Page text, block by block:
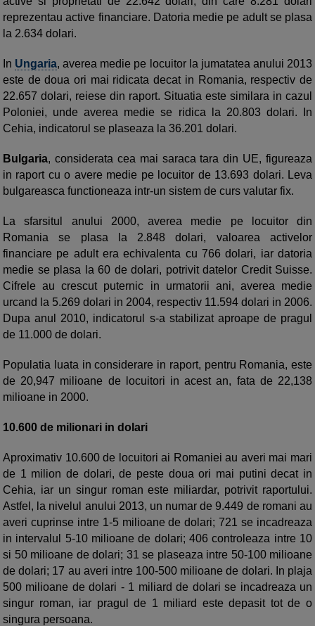
reprezentau active financiare. Datoria medie pe adult se plasa
la 2.634 dolari.
In Ungaria, averea medie pe locuitor la jumatatea anului 2013
este de doua ori mai ridicata decat in Romania, respectiv de
22.657 dolari, reiese din raport. Situatia este similara in cazul
Poloniei, unde averea medie se ridica la 20.803 dolari. In
Cehia, indicatorul se plaseaza la 36.201 dolari.
Bulgaria, considerata cea mai saraca tara din UE, figureaza
in raport cu o avere medie pe locuitor de 13.693 dolari. Leva
bulgareasca functioneaza intr-un sistem de curs valutar fix.
La sfarsitul anului 2000, averea medie pe locuitor din
Romania se plasa la 2.848 dolari, valoarea activelor
financiare pe adult era echivalenta cu 766 dolari, iar datoria
medie se plasa la 60 de dolari, potrivit datelor Credit Suisse.
Cifrele au crescut puternic in urmatorii ani, averea medie
urcand la 5.269 dolari in 2004, respectiv 11.594 dolari in 2006.
Dupa anul 2010, indicatorul s-a stabilizat aproape de pragul
de 11.000 de dolari.
Populatia luata in considerare in raport, pentru Romania, este
de 20,947 milioane de locuitori in acest an, fata de 22,138
milioane in 2000.
10.600 de milionari in dolari
Aproximativ 10.600 de locuitori ai Romaniei au averi mai mari
de 1 milion de dolari, de peste doua ori mai putini decat in
Cehia, iar un singur roman este miliardar, potrivit raportului.
Astfel, la nivelul anului 2013, un numar de 9.449 de romani au
averi cuprinse intre 1-5 milioane de dolari; 721 se incadreaza
in intervalul 5-10 milioane de dolari; 406 controleaza intre 10
si 50 milioane de dolari; 31 se plaseaza intre 50-100 milioane
de dolari; 17 au averi intre 100-500 milioane de dolari. In plaja
500 milioane de dolari - 1 miliard de dolari se incadreaza un
singur roman, iar pragul de 1 miliard este depasit tot de o
singura persoana.